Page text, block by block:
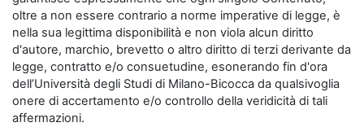
oltre a non essere contrario a norme imperative di legge, è
nella sua legittima disponibilità e non viola alcun diritto
d'autore, marchio, brevetto o altro diritto di terzi derivante da
legge, contratto e/o consuetudine, esonerando fin d'ora
dell’Università degli Studi di Milano-Bicocca da qualsivoglia
onere di accertamento e/o controllo della veridicità di tali
affermazioni.